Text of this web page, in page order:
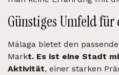
Günstiges Umfeld
Málaga bietet den
Markt. Es ist eine Stadt
Aktivität, einer starken